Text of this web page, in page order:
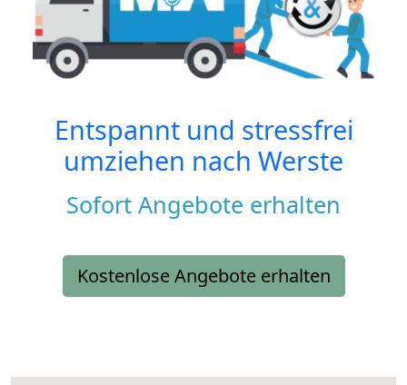
Entspannt und stressfrei
umziehen nach Werste
Sofort Angebote erhalten
Kostenlose Angebote erhalten